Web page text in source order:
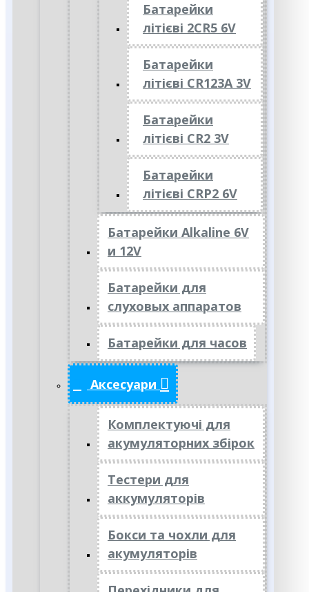
Батарейки
літієві 2CR5 6V
Батарейки
літієві CR123A 3V
Батарейки
літієві CR2 3V
Батарейки
літієві CRP2 6V
Батарейки Alkaline 6V
и 12V
Батарейки для
слуховых аппаратов
Батарейки для часов
Аксесуари
Комплектуючі для
акумуляторних збірок
Тестери для
аккумуляторів
Бокси та чохли для
акумуляторів